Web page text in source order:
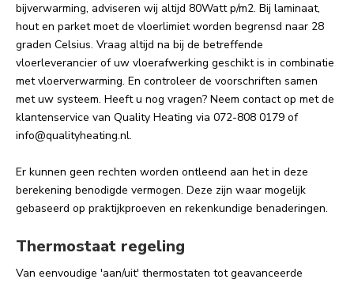
bijverwarming, adviseren wij altijd 80Watt p/m2. Bij laminaat,
hout en parket moet de vloerlimiet worden begrensd naar 28
graden Celsius. Vraag altijd na bij de betreffende
vloerleverancier of uw vloerafwerking geschikt is in combinatie
met vloerverwarming. En controleer de voorschriften samen
met uw systeem. Heeft u nog vragen? Neem contact op met de
klantenservice van Quality Heating via 072-808 0179 of
info@qualityheating.nl.
Er kunnen geen rechten worden ontleend aan het in deze
berekening benodigde vermogen. Deze zijn waar mogelijk
gebaseerd op praktijkproeven en rekenkundige benaderingen.
Thermostaat regeling
Van eenvoudige 'aan/uit' thermostaten tot geavanceerde